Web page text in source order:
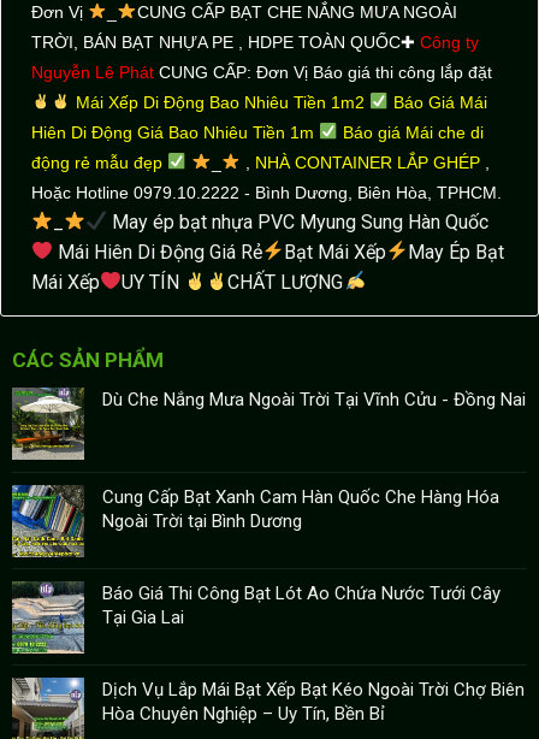
Đơn Vị
CUNG CẤP BẠT CHE NẮNG MƯA NGOÀI
TRỜI , BÁN BẠT NHỰA PE , HDPE TOÀN QUỐC✚ Công ty
Nguyễn Lê Phát CUNG CẤP: Đơn Vị Báo giá thi công lắp đặt
Mái Xếp Di Động Bao Nhiêu Tiền 1m2
Báo Giá Mái
Hiên Di Động Giá Bao Nhiêu Tiền 1m
Báo giá Mái che di
động rẻ mẫu đẹp
NHÀ CONTAINER LẮP GHÉP
Hoặc Hotline 0979.10.2222 - Bình Dương, Biên Hòa, TPHCM.
May ép bạt nhựa PVC Myung Sung Hàn Quốc
Mái Hiên Di Động Giá Rẻ
Bạt Mái Xếp
May Ép Bạt
Mái Xếp
UY TÍN CHẤT LƯỢNG
CÁC SẢN PHẨM
Dù Che Nắng Mưa Ngoài Trời Tại Vĩnh Cửu - Đồng Nai
Cung Cấp Bạt Xanh Cam Hàn Quốc Che Hàng Hóa
Ngoài Trời tại Bình Dương
Báo Giá Thi Công Bạt Lót Ao Chứa Nước Tưới Cây
Tại Gia Lai
Dịch Vụ Lắp Mái Bạt Xếp Bạt Kéo Ngoài Trời Chợ Biên
Hòa Chuyên Nghiệp – Uy Tín, Bền Bỉ